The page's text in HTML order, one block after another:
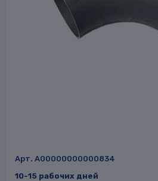
Арт. A00000000000834
10-15 рабочих дней